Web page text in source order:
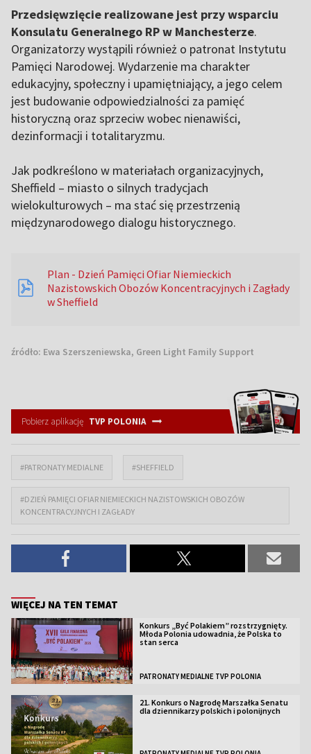
Przedsięwzięcie realizowane jest przy wsparciu
Konsulatu Generalnego RP w Manchesterze.
Organizatorzy wystąpili również o patronat Instytutu
Pamięci Narodowej. Wydarzenie ma charakter
edukacyjny, społeczny i upamiętniający, a jego celem
jest budowanie odpowiedzialności za pamięć
historyczną oraz sprzeciw wobec nienawiści,
dezinformacji i totalitaryzmu.
Jak podkreślono w materiałach organizacyjnych,
Sheffield – miasto o silnych tradycjach
wielokulturowych – ma stać się przestrzenią
międzynarodowego dialogu historycznego.
Plan - Dzień Pamięci Ofiar Niemieckich
Nazistowskich Obozów Koncentracyjnych i Zagłady
w Sheffield
źródło: Ewa Szerszeniewska, Green Light Family Support
Pobierz aplikację TVP POLONIA
#PATRONATY MEDIALNE #SHEFFIELD
#DZIEŃ PAMIĘCI OFIAR NIEMIECKICH NAZISTOWSKICH OBOZÓW
KONCENTRACYJNYCH I ZAGŁADY
WIĘCEJ NA TEN TEMAT
Konkurs „Być Polakiem” rozstrzygnięty.
Młoda Polonia udowadnia, że Polska to
stan serca
PATRONATY MEDIALNE TVP POLONIA
21. Konkurs o Nagrodę Marszałka Senatu
dla dziennikarzy polskich i polonijnych